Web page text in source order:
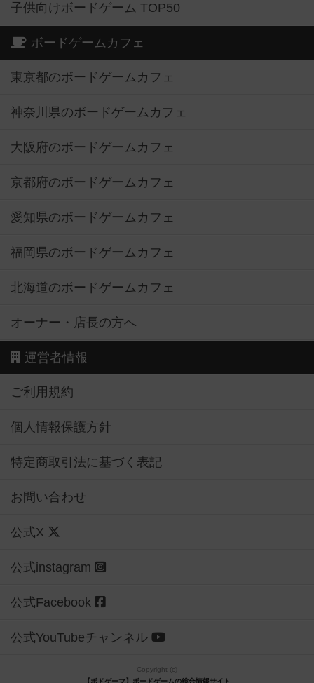
子供向けボードゲーム TOP50
ボードゲームカフェ
東京都のボードゲームカフェ
神奈川県のボードゲームカフェ
大阪府のボードゲームカフェ
京都府のボードゲームカフェ
愛知県のボードゲームカフェ
福岡県のボードゲームカフェ
北海道のボードゲームカフェ
オーナー・店長の方へ
運営者情報
ご利用規約
個人情報保護方針
特定商取引法に基づく表記
お問い合わせ
公式X
公式instagram
公式Facebook
公式YouTubeチャンネル
Copyright (c)
【ボドゲーマ】ボードゲームの総合情報サイト